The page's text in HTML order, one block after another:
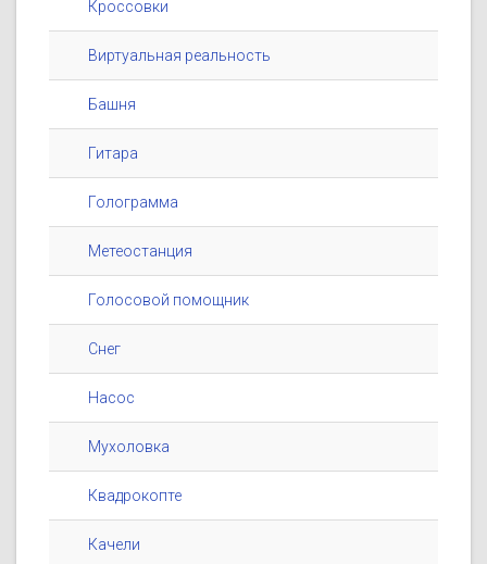
Кроссовки
Виртуальная реальность
Башня
Гитара
Голограмма
Метеостанция
Голосовой помощник
Снег
Насос
Мухоловка
Квадрокопте
Качели